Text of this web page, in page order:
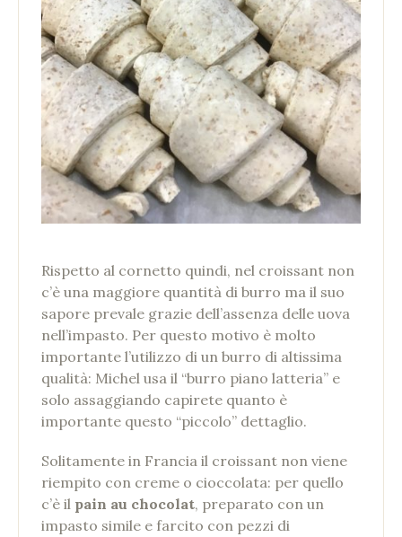
Rispetto al cornetto quindi, nel croissant non
c’è una maggiore quantità di burro ma il suo
sapore prevale grazie dell’assenza delle uova
nell’impasto. Per questo motivo è molto
importante l’utilizzo di un burro di altissima
qualità: Michel usa il “burro piano latteria” e
solo assaggiando capirete quanto è
importante questo “piccolo” dettaglio.
Solitamente in Francia il croissant non viene
riempito con creme o cioccolata: per quello
c’è il pain au chocolat, preparato con un
impasto simile e farcito con pezzi di